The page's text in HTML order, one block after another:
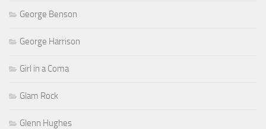
George Benson
George Harrison
Girl in a Coma
Glam Rock
Glenn Hughes